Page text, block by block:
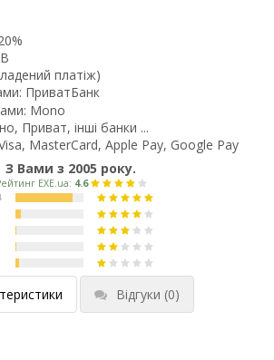
платіж)
ПриватБанк
Mono
Приват, інші банки ...
MasterCard, Apple Pay, Google Pay
З Вами з 2005 року.
Відгуки (0)